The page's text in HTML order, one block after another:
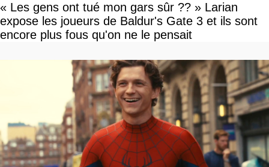
« Les gens ont tué mon gars sûr ?? » Larian
expose les joueurs de Baldur's Gate 3 et ils sont
encore plus fous qu'on ne le pensait